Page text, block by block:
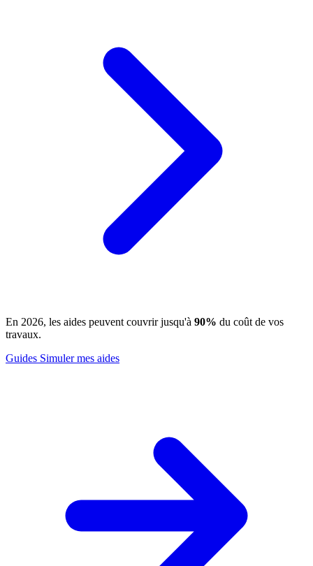
En 2026, les aides peuvent couvrir jusqu'à 90% du coût de vos
travaux.
Guides Simuler mes aides